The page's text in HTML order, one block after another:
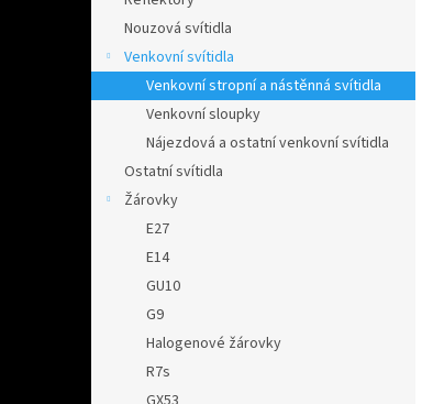
Nouzová svítidla
Venkovní svítidla
Venkovní stropní a nástěnná svítidla
Venkovní sloupky
Nájezdová a ostatní venkovní svítidla
Ostatní svítidla
Žárovky
E27
E14
GU10
G9
Halogenové žárovky
R7s